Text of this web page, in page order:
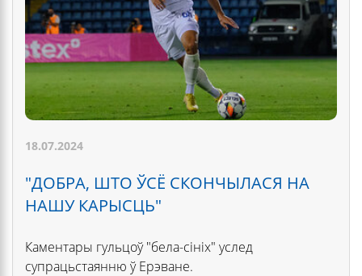
18.07.2024
"ДОБРА, ШТО ЎСЁ СКОНЧЫЛАСЯ НА
НАШУ КАРЫСЦЬ"
Каментары гульцоў "бела-сініх" услед
супрацьстаянню ў Ерэване.